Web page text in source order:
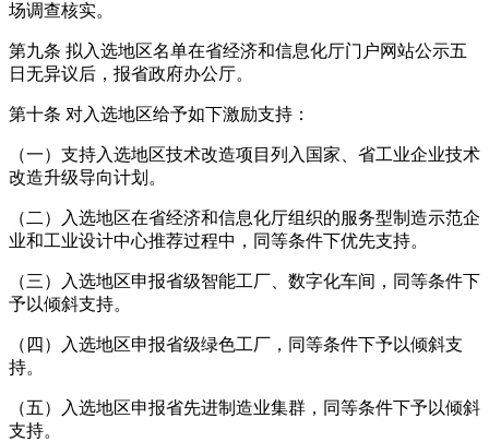
场调查核实。
第九条 拟入选地区名单在省经济和信息化厅门户网站公示五
日无异议后，报省政府办公厅。
第十条 对入选地区给予如下激励支持：
（一）支持入选地区技术改造项目列入国家、省工业企业技术
改造升级导向计划。
（二）入选地区在省经济和信息化厅组织的服务型制造示范企
业和工业设计中心推荐过程中，同等条件下优先支持。
（三）入选地区申报省级智能工厂、数字化车间，同等条件下
予以倾斜支持。
（四）入选地区申报省级绿色工厂，同等条件下予以倾斜支
持。
（五）入选地区申报省先进制造业集群，同等条件下予以倾斜
支持。